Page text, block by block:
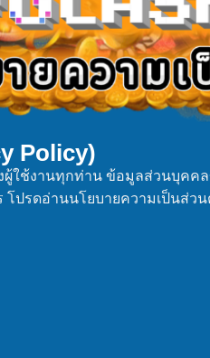
Policy)
ใช้งานทุกท่าน ข้อมูลส่วนบุคค
ปรดอ่านนโยบายความเป็นส่ว